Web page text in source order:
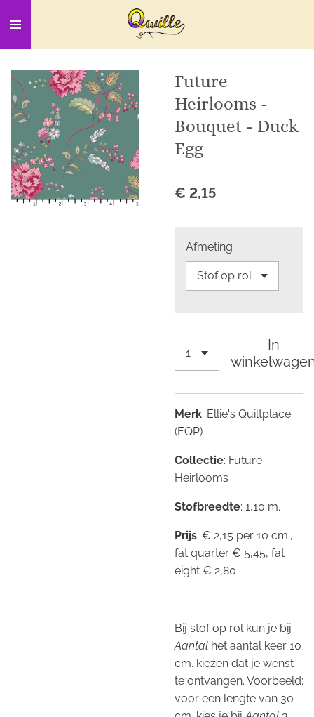
direct
naar
de
hoofdinhoud
Future
Heirlooms -
Bouquet - Duck
Egg
€ 2,15
Afmeting
In
Merk: Ellie's Quiltplace
(EQP)
Collectie: Future
Heirlooms
Stofbreedte: 1,10 m.
Prijs: € 2,15 per 10 cm.,
fat quarter € 5,45, fat
eight € 2,80
Bij stof op rol kun je bij
Aantal het aantal keer 10
cm. kiezen dat je wenst
te ontvangen. Voorbeeld:
voor een lengte van 30